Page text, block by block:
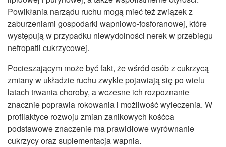
Powikłania narządu ruchu mogą mieć też związek z
zaburzeniami gospodarki wapniowo-fosforanowej, które
występują w przypadku niewydolności nerek w przebiegu
nefropatii cukrzycowej.
Pocieszającym może być fakt, że wśród osób z cukrzycą
zmiany w układzie ruchu zwykle pojawiają się po wielu
latach trwania choroby, a wczesne ich rozpoznanie
znacznie poprawia rokowania i możliwość wyleczenia. W
profilaktyce rozwoju zmian zanikowych kośćca
podstawowe znaczenie ma prawidłowe wyrównanie
cukrzycy oraz suplementacja wapnia.